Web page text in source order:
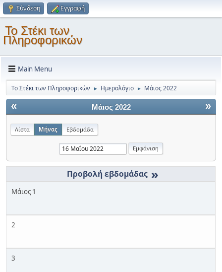
Σύνδεση Εγγραφή
Το Στέκι των
Πληροφορικών
Main Menu
Το Στέκι των Πληροφορικών ► Ημερολόγιο ► Μάιος 2022
« »
Μάιος 2022
Λίστα Μήνας Εβδομάδα
»
Μάιος 1
2
3